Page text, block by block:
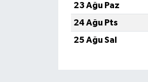
23 Ağu Paz
24 Ağu Pts
25 Ağu Sal